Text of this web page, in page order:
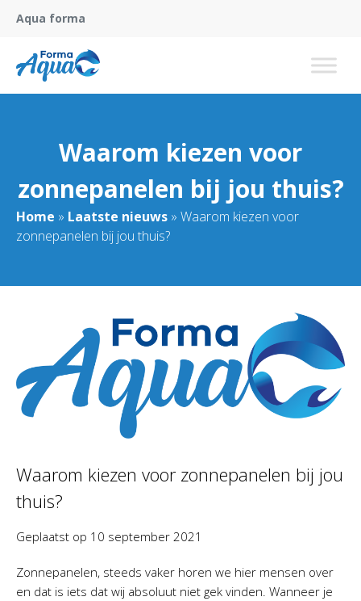
Aqua forma
Waarom kiezen voor
zonnepanelen bij jou thuis?
Home » Laatste nieuws » Waarom kiezen voor
zonnepanelen bij jou thuis?
Waarom kiezen voor zonnepanelen bij jou
thuis?
Geplaatst op 10 september 2021
Zonnepanelen, steeds vaker horen we hier mensen over
en dat is iets dat wij absoluut niet gek vinden. Wanneer je